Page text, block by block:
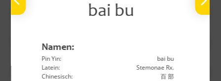
bai bu
Namen:
Pin Yin:
bai bu
Latein:
Stemonae Rx.
Chinesisch:
百 部
140 wu yao